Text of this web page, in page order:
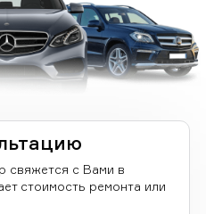
свяжется с Вами в
стоимость ремонта или